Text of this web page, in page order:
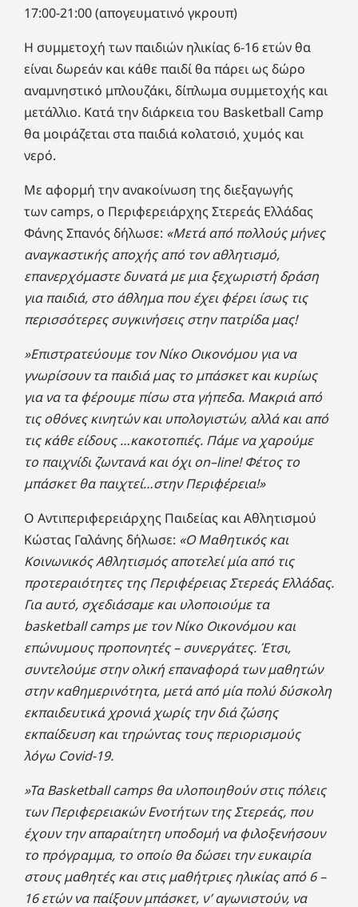
17:00-21:00 (απογευματινό γκρουπ)
Η συμμετοχή των παιδιών ηλικίας 6-16 ετών θα
είναι δωρεάν και κάθε παιδί θα πάρει ως δώρο
αναμνηστικό μπλουζάκι, δίπλωμα συμμετοχής και
μετάλλιο. Κατά την διάρκεια του Basketball Camp
θα μοιράζεται στα παιδιά κολατσιό, χυμός και
νερό.
Με αφορμή την ανακοίνωση της διεξαγωγής
των camps, ο Περιφερειάρχης Στερεάς Ελλάδας
Φάνης Σπανός δήλωσε: «Μετά από πολλούς μήνες
αναγκαστικής αποχής από τον αθλητισμό,
επανερχόμαστε δυνατά με μια ξεχωριστή δράση
για παιδιά, στο άθλημα που έχει φέρει ίσως τις
περισσότερες συγκινήσεις στην πατρίδα μας!
»Επιστρατεύουμε τον Νίκο Οικονόμου για να
γνωρίσουν τα παιδιά μας το μπάσκετ και κυρίως
για να τα φέρουμε πίσω στα γήπεδα. Μακριά από
τις οθόνες κινητών και υπολογιστών, αλλά και από
τις κάθε είδους …κακοτοπιές. Πάμε να χαρούμε
το παιχνίδι ζωντανά και όχι on–line! Φέτος το
μπάσκετ θα παιχτεί…στην Περιφέρεια!»
Ο Αντιπεριφερειάρχης Παιδείας και Αθλητισμού
Κώστας Γαλάνης δήλωσε: «Ο Μαθητικός και
Κοινωνικός Αθλητισμός αποτελεί μία από τις
προτεραιότητες της Περιφέρειας Στερεάς Ελλάδας.
Για αυτό, σχεδιάσαμε και υλοποιούμε τα
basketball camps με τον Νίκο Οικονόμου και
επώνυμους προπονητές – συνεργάτες. Έτσι,
συντελούμε στην ολική επαναφορά των μαθητών
στην καθημερινότητα, μετά από μία πολύ δύσκολη
εκπαιδευτικά χρονιά χωρίς την διά ζώσης
εκπαίδευση και τηρώντας τους περιορισμούς
λόγω Covid-19.
»Τα Basketball camps θα υλοποιηθούν στις πόλεις
των Περιφερειακών Ενοτήτων της Στερεάς, που
έχουν την απαραίτητη υποδομή να φιλοξενήσουν
το πρόγραμμα, το οποίο θα δώσει την ευκαιρία
στους μαθητές και στις μαθήτριες ηλικίας από 6 –
16 ετών να παίξουν μπάσκετ, ν’ αγωνιστούν, να